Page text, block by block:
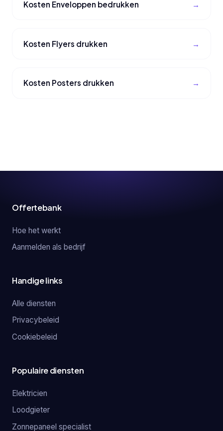
Kosten Enveloppen bedrukken
Kosten Flyers drukken
Kosten Posters drukken
Offertebank
Hoe het werkt
Aanmelden als bedrijf
Handige links
Alle diensten
Privacybeleid
Cookiebeleid
Populaire diensten
Elektricien
Loodgieter
Zonnepaneel specialist